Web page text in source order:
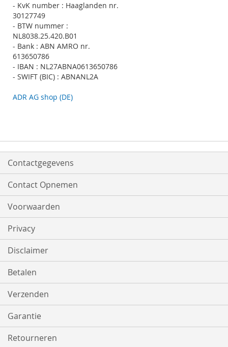
- KvK number : Haaglanden nr.
30127749
- BTW nummer :
NL8038.25.420.B01
- Bank : ABN AMRO nr.
613650786
- IBAN : NL27ABNA0613650786
- SWIFT (BIC) : ABNANL2A
ADR AG shop (DE)
Contactgegevens
Contact Opnemen
Voorwaarden
Privacy
Disclaimer
Betalen
Verzenden
Garantie
Retourneren